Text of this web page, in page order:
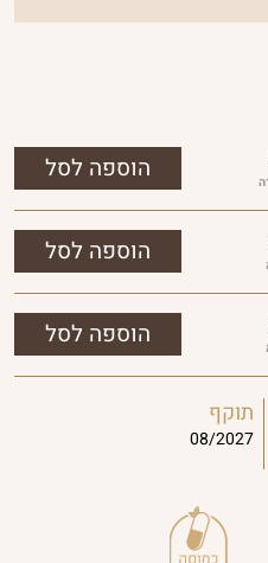
תוקף
08/2027